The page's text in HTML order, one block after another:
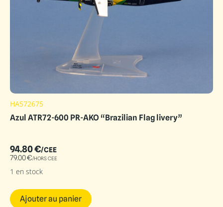
HA572675
Azul ATR72-600 PR-AKO “Brazilian Flag livery”
94.80€/CEE
79.00€/HORS CEE
1 en stock
Ajouter au panier